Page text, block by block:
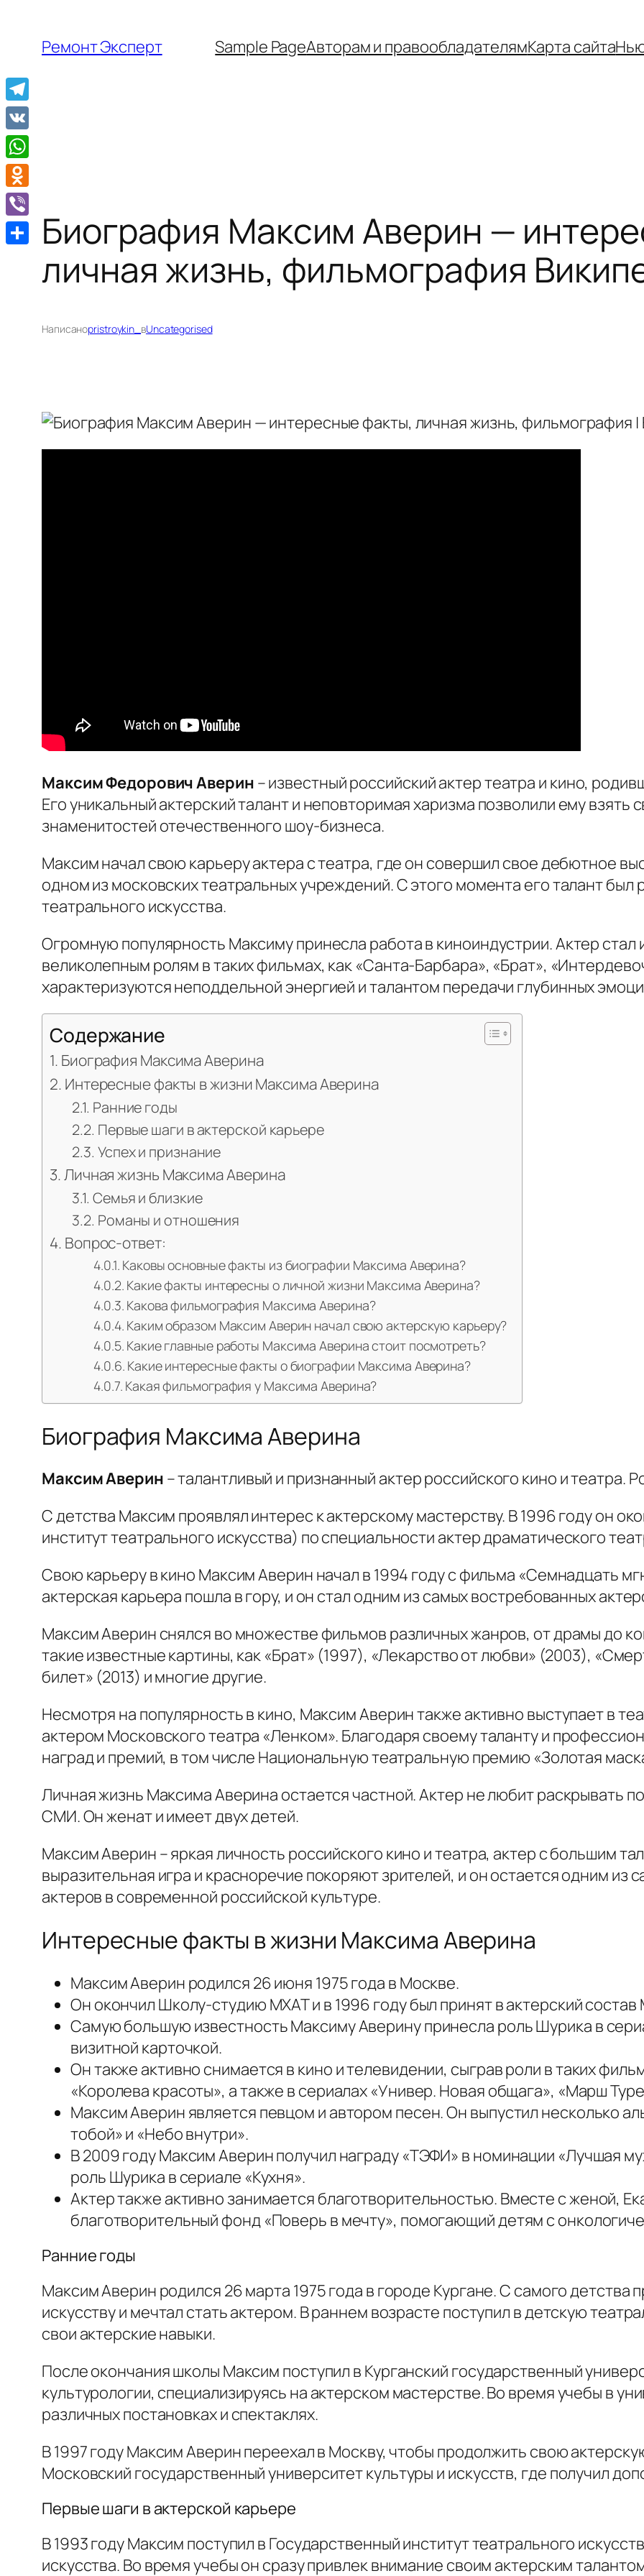
содержимому
Ремонт Эксперт Sample PageАвторам и правообладателямКарта сайта
Биография Максим Аверин —
личная жизнь, фильмография
Написаноpristroykin_ вUncategorised
Максим Федорович Аверин – известный российский актер театра и кино,
Его уникальный актерский талант и неповторимая харизма позволили ему взять
знаменитостей отечественного шоу-бизнеса.
Максим начал свою карьеру актера с театра, где он совершил свое дебютное
одном из московских театральных учреждений. С этого момента его талант
театрального искусства.
Огромную популярность Максиму принесла работа в киноиндустрии. Актер
великолепным ролям в таких фильмах, как «Санта-Барбара», «Брат»,
характеризуются неподдельной энергией и талантом передачи глубинных
Содержание
Биография Максима Аверина
Интересные факты в жизни Максима Аверина
Ранние годы
Первые шаги в актерской карьере
Успех и признание
Личная жизнь Максима Аверина
Семья и близкие
Романы и отношения
Вопрос-ответ:
Каковы основные факты из биографии Максима Аверина?
Какие факты интересны о личной жизни Максима Аверина?
Какова фильмография Максима Аверина?
Каким образом Максим Аверин начал свою актерскую карьеру?
Какие главные работы Максима Аверина стоит посмотреть?
Какие интересные факты о биографии Максима Аверина?
Какая фильмография у Максима Аверина?
Биография Максима Аверина
Максим Аверин – талантливый и признанный актер российского кино и театра.
С детства Максим проявлял интерес к актерскому мастерству. В 1996 году он
институт театрального искусства) по специальности актер драматического
Свою карьеру в кино Максим Аверин начал в 1994 году с фильма «Семнадцать
актерская карьера пошла в гору, и он стал одним из самых востребованных
Максим Аверин снялся во множестве фильмов различных жанров, от драмы до
такие известные картины, как «Брат» (1997), «Лекарство от любви» (2003),
билет» (2013) и многие другие.
Несмотря на популярность в кино, Максим Аверин также активно выступает в
актером Московского театра «Ленком». Благодаря своему таланту и
наград и премий, в том числе Национальную театральную премию «Золотая
Личная жизнь Максима Аверина остается частной. Актер не любит раскрывать
СМИ. Он женат и имеет двух детей.
Максим Аверин – яркая личность российского кино и театра, актер с большим
выразительная игра и красноречие покоряют зрителей, и он остается одним из
актеров в современной российской культуре.
Интересные факты в жизни Максима Аверина
Максим Аверин родился 26 июня 1975 года в Москве.
Он окончил Школу-студию МХАТ и в 1996 году был принят в актерский
Самую большую известность Максиму Аверину принесла роль Шурика в
визитной карточкой.
Он также активно снимается в кино и телевидении, сыграв роли в таких
«Королева красоты», а также в сериалах «Универ. Новая общага», «Марш
Максим Аверин является певцом и автором песен. Он выпустил несколько
тобой» и «Небо внутри».
В 2009 году Максим Аверин получил награду «ТЭФИ» в номинации «Лучшая
роль Шурика в сериале «Кухня».
Актер также активно занимается благотворительностью. Вместе с женой,
благотворительный фонд «Поверь в мечту», помогающий детям с
Ранние годы
Максим Аверин родился 26 марта 1975 года в городе Кургане. С самого детства
искусству и мечтал стать актером. В раннем возрасте поступил в детскую
свои актерские навыки.
После окончания школы Максим поступил в Курганский государственный
культурологии, специализируясь на актерском мастерстве. Во время учебы в
различных постановках и спектаклях.
В 1997 году Максим Аверин переехал в Москву, чтобы продолжить свою
Московский государственный университет культуры и искусств, где получил
Первые шаги в актерской карьере
В 1993 году Максим поступил в Государственный институт театрального
искусства. Во время учебы он сразу привлек внимание своим актерским
Telegram
VK
WhatsApp
Odnoklassniki
Viber